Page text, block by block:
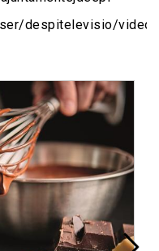
despitelevisio/videos